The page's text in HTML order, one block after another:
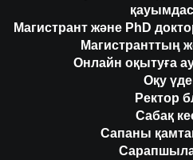
Магистрант және PhD
Магистранттың
Онлайн оқытуға
Оқу
Ректор
Сабақ
Сапаны